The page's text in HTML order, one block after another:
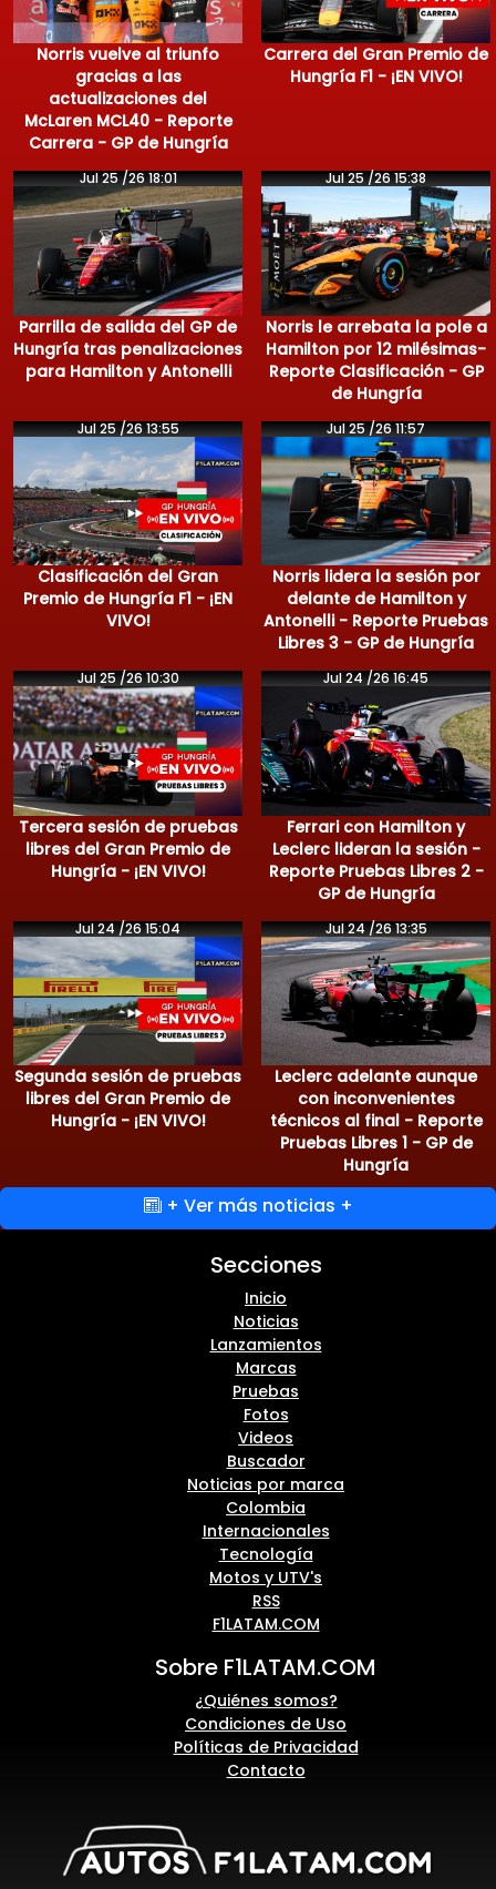
Norris vuelve al triunfo
gracias a las
actualizaciones del
McLaren MCL40 - Reporte
Carrera - GP de Hungría
Carrera del Gran Premio de
Hungría F1 - ¡EN VIVO!
Jul 25 /26 18:01
Parrilla de salida del GP de
Hungría tras penalizaciones
para Hamilton y Antonelli
Jul 25 /26 15:38
Norris le arrebata la pole a
Hamilton por 12 milésimas-
Reporte Clasificación - GP
de Hungría
Jul 25 /26 13:55
Clasificación del Gran
Premio de Hungría F1 - ¡EN
VIVO!
Jul 25 /26 11:57
Norris lidera la sesión por
delante de Hamilton y
Antonelli - Reporte Pruebas
Libres 3 - GP de Hungría
Jul 25 /26 10:30
Tercera sesión de pruebas
libres del Gran Premio de
Hungría - ¡EN VIVO!
Jul 24 /26 16:45
Ferrari con Hamilton y
Leclerc lideran la sesión -
Reporte Pruebas Libres 2 -
GP de Hungría
Jul 24 /26 15:04
Segunda sesión de pruebas
libres del Gran Premio de
Hungría - ¡EN VIVO!
Jul 24 /26 13:35
Leclerc adelante aunque
con inconvenientes
técnicos al final - Reporte
Pruebas Libres 1 - GP de
Hungría
+ Ver más noticias +
Secciones
Inicio
Noticias
Lanzamientos
Marcas
Pruebas
Fotos
Videos
Buscador
Noticias por marca
Colombia
Internacionales
Tecnología
Motos y UTV's
RSS
F1LATAM.COM
Sobre F1LATAM.COM
¿Quiénes somos?
Condiciones de Uso
Políticas de Privacidad
Contacto